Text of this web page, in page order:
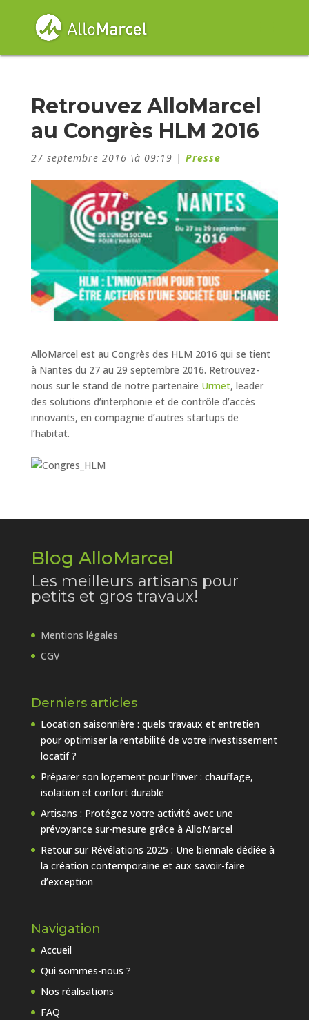
Retrouvez AlloMarcel
au Congrès HLM 2016
27 septembre 2016 \à 09:19 | Presse
AlloMarcel est au Congrès des HLM 2016 qui se tient
à Nantes du 27 au 29 septembre 2016. Retrouvez-
nous sur le stand de notre partenaire Urmet, leader
des solutions d’interphonie et de contrôle d’accès
innovants, en compagnie d’autres startups de
l’habitat.
Blog AlloMarcel
Les meilleurs artisans pour
petits et gros travaux!
Mentions légales
CGV
Derniers articles
Location saisonnière : quels travaux et entretien
pour optimiser la rentabilité de votre investissement
locatif ?
Préparer son logement pour l’hiver : chauffage,
isolation et confort durable
Artisans : Protégez votre activité avec une
prévoyance sur-mesure grâce à AlloMarcel
Retour sur Révélations 2025 : Une biennale dédiée à
la création contemporaine et aux savoir-faire
d’exception
Navigation
Accueil
Qui sommes-nous ?
Nos réalisations
FAQ